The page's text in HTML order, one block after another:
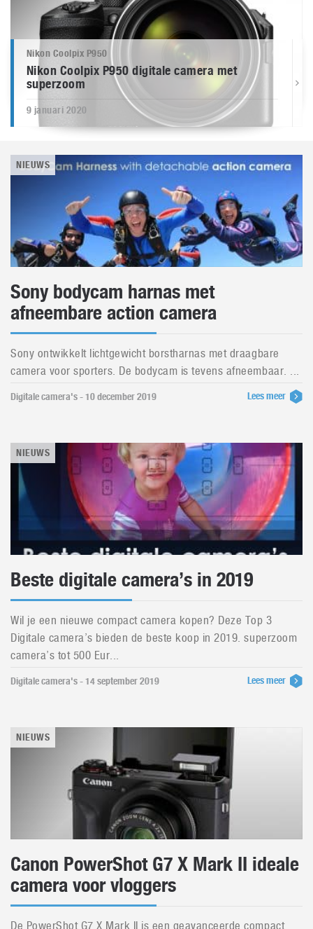
Nikon Coolpix P950
Nikon Coolpix P950 digitale camera met
superzoom
9 januari 2020
NIEUWS
Sony bodycam harnas met
afneembare action camera
Sony ontwikkelt lichtgewicht borstharnas met draagbare
camera voor sporters. De bodycam is tevens afneembaar. ...
Digitale camera's - 10 december 2019 Lees meer
NIEUWS
Beste digitale camera’s in 2019
Wil je een nieuwe compact camera kopen? Deze Top 3
Digitale camera’s bieden de beste koop in 2019. superzoom
camera’s tot 500 Eur...
Digitale camera's - 14 september 2019 Lees meer
NIEUWS
Canon PowerShot G7 X Mark II ideale
camera voor vloggers
De PowerShot G7 X Mark II is een geavanceerde compact